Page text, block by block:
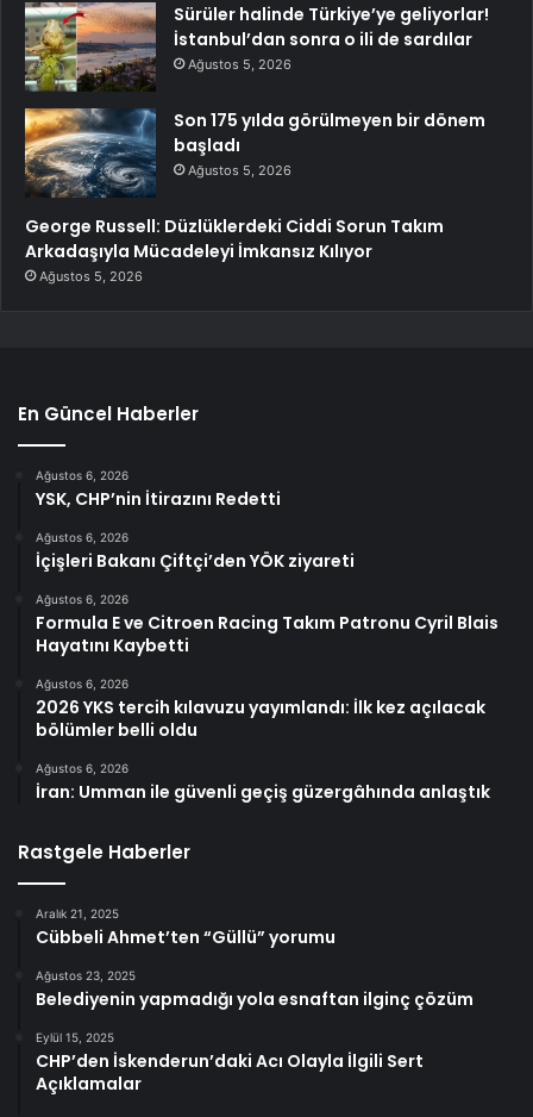
Sürüler halinde Türkiye’ye geliyorlar!
İstanbul’dan sonra o ili de sardılar
Ağustos 5, 2026
Son 175 yılda görülmeyen bir dönem
başladı
Ağustos 5, 2026
George Russell: Düzlüklerdeki Ciddi Sorun Takım
Arkadaşıyla Mücadeleyi İmkansız Kılıyor
Ağustos 5, 2026
En Güncel Haberler
Ağustos 6, 2026
YSK, CHP’nin İtirazını Redetti
Ağustos 6, 2026
İçişleri Bakanı Çiftçi’den YÖK ziyareti
Ağustos 6, 2026
Formula E ve Citroen Racing Takım Patronu Cyril Blais
Hayatını Kaybetti
Ağustos 6, 2026
2026 YKS tercih kılavuzu yayımlandı: İlk kez açılacak
bölümler belli oldu
Ağustos 6, 2026
İran: Umman ile güvenli geçiş güzergâhında anlaştık
Rastgele Haberler
Aralık 21, 2025
Cübbeli Ahmet’ten “Güllü” yorumu
Ağustos 23, 2025
Belediyenin yapmadığı yola esnaftan ilginç çözüm
Eylül 15, 2025
CHP’den İskenderun’daki Acı Olayla İlgili Sert
Açıklamalar